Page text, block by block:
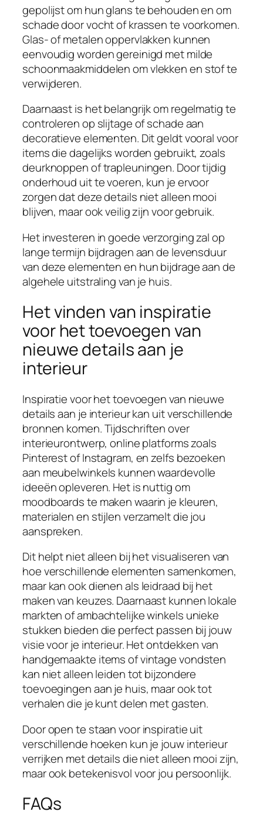
gepolijst om hun glans te behouden en om
schade door vocht of krassen te voorkomen.
Glas- of metalen oppervlakken kunnen
eenvoudig worden gereinigd met milde
schoonmaakmiddelen om vlekken en stof te
verwijderen.
Daarnaast is het belangrijk om regelmatig te
controleren op slijtage of schade aan
decoratieve elementen. Dit geldt vooral voor
items die dagelijks worden gebruikt, zoals
deurknoppen of trapleuningen. Door tijdig
onderhoud uit te voeren, kun je ervoor
zorgen dat deze details niet alleen mooi
blijven, maar ook veilig zijn voor gebruik.
Het investeren in goede verzorging zal op
lange termijn bijdragen aan de levensduur
van deze elementen en hun bijdrage aan de
algehele uitstraling van je huis.
Het vinden van inspiratie
voor het toevoegen van
nieuwe details aan je
interieur
Inspiratie voor het toevoegen van nieuwe
details aan je interieur kan uit verschillende
bronnen komen. Tijdschriften over
interieurontwerp, online platforms zoals
Pinterest of Instagram, en zelfs bezoeken
aan meubelwinkels kunnen waardevolle
ideeën opleveren. Het is nuttig om
moodboards te maken waarin je kleuren,
materialen en stijlen verzamelt die jou
aanspreken.
Dit helpt niet alleen bij het visualiseren van
hoe verschillende elementen samenkomen,
maar kan ook dienen als leidraad bij het
maken van keuzes. Daarnaast kunnen lokale
markten of ambachtelijke winkels unieke
stukken bieden die perfect passen bij jouw
visie voor je interieur. Het ontdekken van
handgemaakte items of vintage vondsten
kan niet alleen leiden tot bijzondere
toevoegingen aan je huis, maar ook tot
verhalen die je kunt delen met gasten.
Door open te staan voor inspiratie uit
verschillende hoeken kun je jouw interieur
verrijken met details die niet alleen mooi zijn,
maar ook betekenisvol voor jou persoonlijk.
FAQs